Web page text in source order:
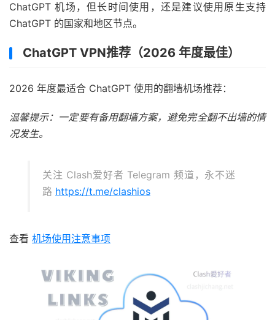
ChatGPT 机场，但长时间使用，还是建议使用原生支持
ChatGPT 的国家和地区节点。
ChatGPT VPN推荐（2026 年度最佳）
2026 年度最适合 ChatGPT 使用的翻墙机场推荐：
温馨提示：一定要有备用翻墙方案，避免完全翻不出墙的情
况发生。
关注 Clash爱好者 Telegram 频道，永不迷
路 https://t.me/clashios
查看 机场使用注意事项